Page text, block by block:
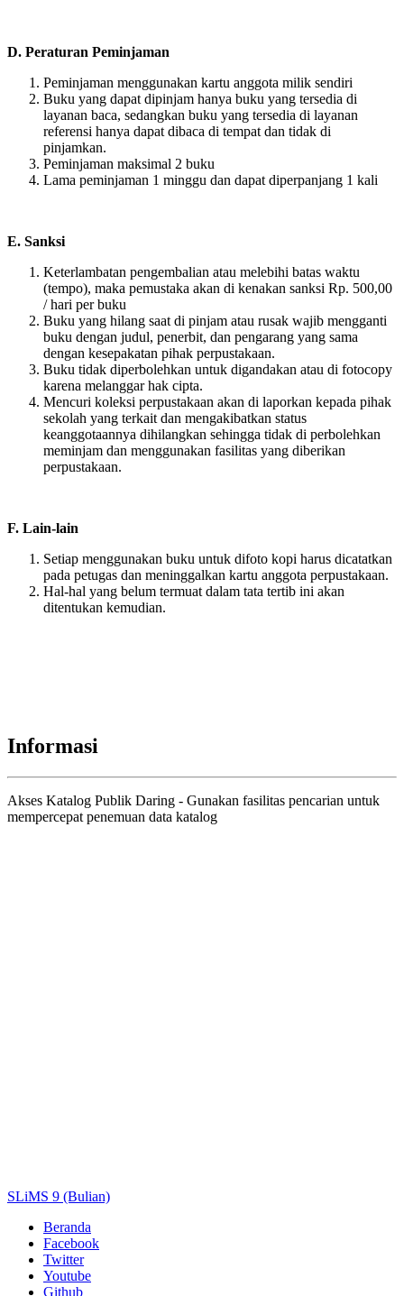
D. Peraturan Peminjaman
Peminjaman menggunakan kartu anggota milik sendiri
Buku yang dapat dipinjam hanya buku yang tersedia di
layanan baca, sedangkan buku yang tersedia di layanan
referensi hanya dapat dibaca di tempat dan tidak di
pinjamkan.
Peminjaman maksimal 2 buku
Lama peminjaman 1 minggu dan dapat diperpanjang 1 kali
E. Sanksi
Keterlambatan pengembalian atau melebihi batas waktu
(tempo), maka pemustaka akan di kenakan sanksi Rp. 500,00
/ hari per buku
Buku yang hilang saat di pinjam atau rusak wajib mengganti
buku dengan judul, penerbit, dan pengarang yang sama
dengan kesepakatan pihak perpustakaan.
Buku tidak diperbolehkan untuk digandakan atau di fotocopy
karena melanggar hak cipta.
Mencuri koleksi perpustakaan akan di laporkan kepada pihak
sekolah yang terkait dan mengakibatkan status
keanggotaannya dihilangkan sehingga tidak di perbolehkan
meminjam dan menggunakan fasilitas yang diberikan
perpustakaan.
F. Lain-lain
Setiap menggunakan buku untuk difoto kopi harus dicatatkan
pada petugas dan meninggalkan kartu anggota perpustakaan.
Hal-hal yang belum termuat dalam tata tertib ini akan
ditentukan kemudian.
Informasi
Akses Katalog Publik Daring - Gunakan fasilitas pencarian untuk
mempercepat penemuan data katalog
SLiMS 9 (Bulian)
Beranda
Facebook
Twitter
Youtube
Github